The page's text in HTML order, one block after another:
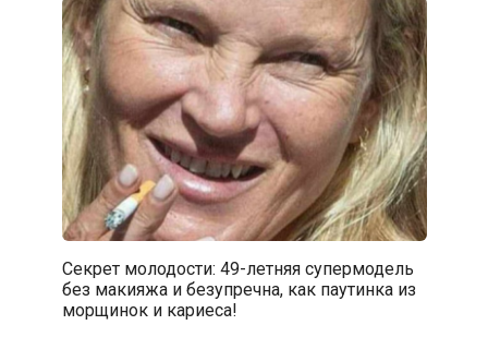
Секрет молодости: 49-летняя супермодель
без макияжа и безупречна, как паутинка из
морщинок и кариеса!